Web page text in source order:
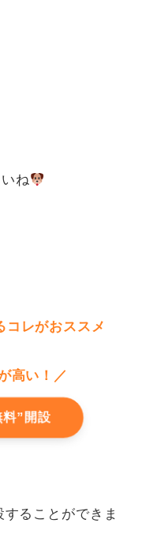
ね
コレがおススメ
高い！／
料”開設
することができま